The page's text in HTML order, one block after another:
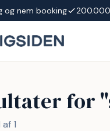
og nem booking
for "
af1